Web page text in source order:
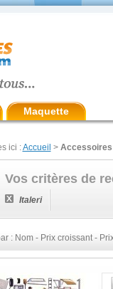
Maquette
ici :Accueil > Accessoires
Vos critères de
Italeri
: Nom- Prix croissant-